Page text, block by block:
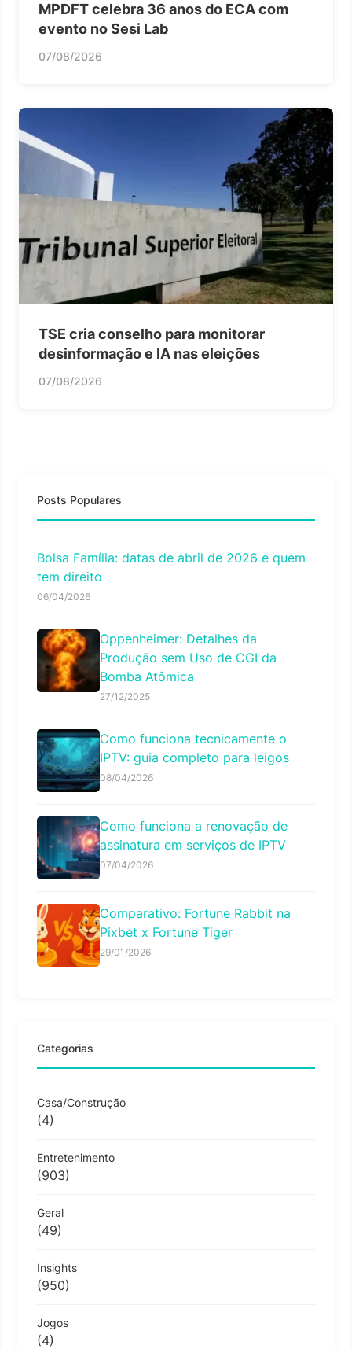
MPDFT celebra 36 anos do ECA com
evento no Sesi Lab
07/08/2026
TSE cria conselho para monitorar
desinformação e IA nas eleições
07/08/2026
Posts Populares
Bolsa Família: datas de abril de 2026 e quem
tem direito
06/04/2026
Oppenheimer: Detalhes da
Produção sem Uso de CGI da
Bomba Atômica
27/12/2025
Como funciona tecnicamente o
IPTV: guia completo para leigos
08/04/2026
Como funciona a renovação de
assinatura em serviços de IPTV
07/04/2026
Comparativo: Fortune Rabbit na
Pixbet x Fortune Tiger
29/01/2026
Categorias
Casa/Construção
(4)
Entretenimento
(903)
Geral
(49)
Insights
(950)
Jogos
(4)